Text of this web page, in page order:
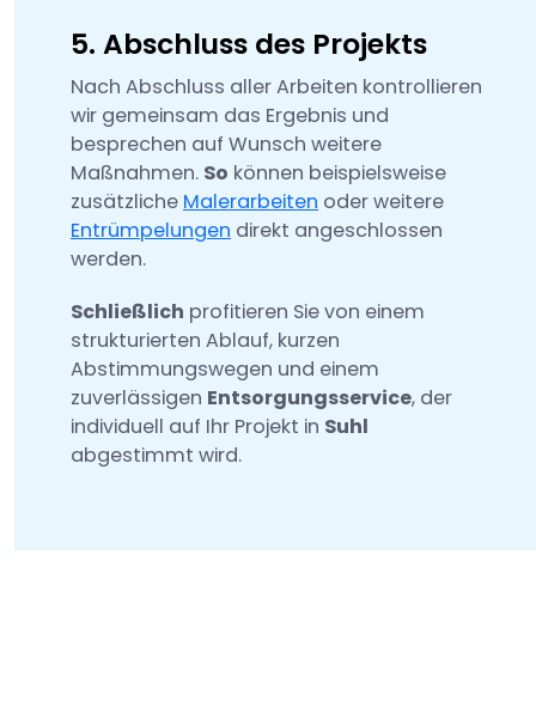
5. Abschluss des Projekts
Nach Abschluss aller Arbeiten kontrollieren
wir gemeinsam das Ergebnis und
besprechen auf Wunsch weitere
Maßnahmen. So können beispielsweise
zusätzliche Malerarbeiten oder weitere
Entrümpelungen direkt angeschlossen
werden.
Schließlich profitieren Sie von einem
strukturierten Ablauf, kurzen
Abstimmungswegen und einem
zuverlässigen Entsorgungsservice, der
individuell auf Ihr Projekt in Suhl
abgestimmt wird.